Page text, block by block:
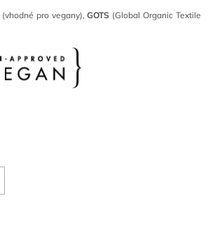
(vhodné pro vegany),GOTS (Global Organic Textile